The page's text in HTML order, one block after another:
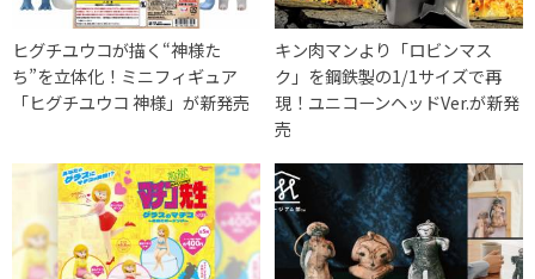
ヒグチユウコが描く“神様た
ち”を立体化！ミニフィギュア
「ヒグチユウコ 神様」が新発売
キン肉マンより「ロビンマス
ク」を鋼鉄製の1/1サイズで再
現！ユニコーンヘッドVer.が新発
売